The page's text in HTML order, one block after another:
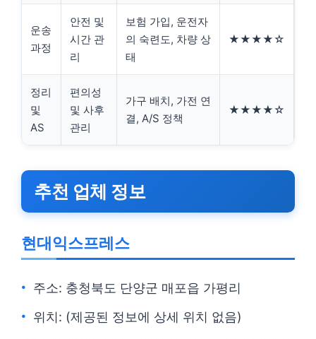
운송
과정
안전 및
시간 관
리
보험 가입, 운전자
의 숙련도, 차량 상
태
★★★★☆
정리
및
AS
편의성
및 사후
관리
가구 배치, 가전 연
결, A/S 정책
★★★★☆
추천 업체 정보
현대익스프레스
주소: 충청북도 단양군 매포읍 가평리
위치: (제공된 정보에 상세 위치 없음)